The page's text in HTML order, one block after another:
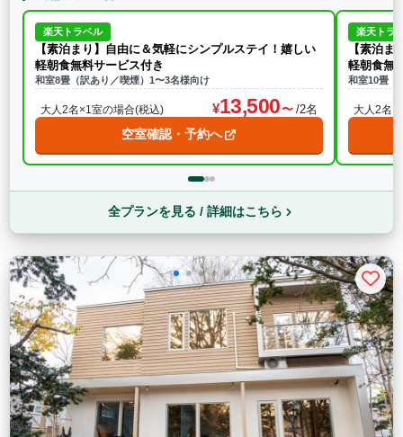
楽天トラベル
【素泊まり】自由に＆気軽にシンプルステイ！嬉しい
軽朝食無料サービス付き
和室8畳（訳あり／喫煙）1〜3名様向け
大人2名×1室の場合(税込) 13,500 /2名
空室確認・予約へ
楽天トラ
【素泊
軽朝食無
和室10畳（
大人2名
全プランを見る / 詳細はこちら